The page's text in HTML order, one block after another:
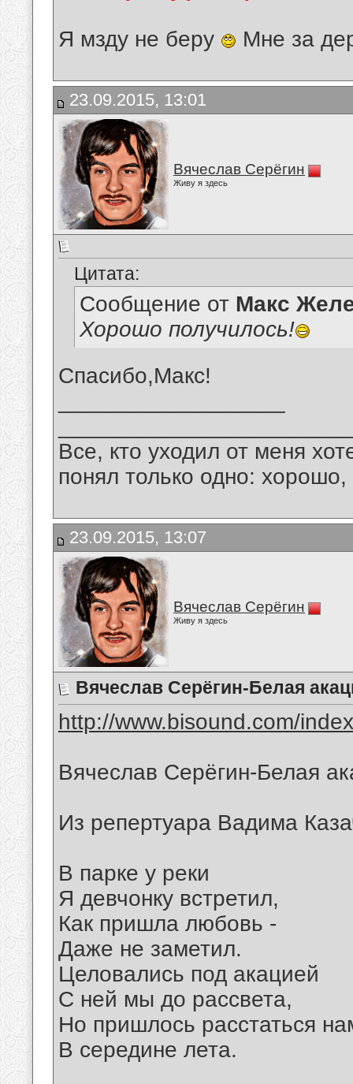
Я мзду не беру Мне за
23.09.2015, 13:01
Вячеслав Серёгин
Живу я здесь
Цитата:
Сообщение от Макс
Хорошо получилось!
Спасибо,Макс!
Все, кто уходил от меня
понял только одно:
23.09.2015, 13:07
Вячеслав Серёгин
Живу я здесь
Вячеслав Серёгин-Белая
http://www.bisound.com/
Вячеслав Серёгин-Белая
Из репертуара Вадима
В парке у реки
Я девчонку встретил,
Как пришла любовь -
Даже не заметил.
Целовались под акацией
С ней мы до рассвета,
Но пришлось расстаться
В середине лета.